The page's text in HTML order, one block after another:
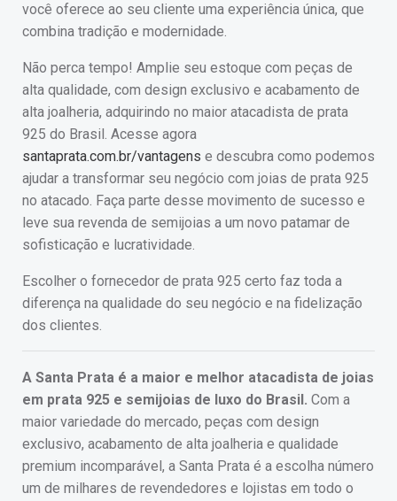
você oferece ao seu cliente uma experiência única, que
combina tradição e modernidade.
Não perca tempo! Amplie seu estoque com peças de
alta qualidade, com design exclusivo e acabamento de
alta joalheria, adquirindo no maior atacadista de prata
925 do Brasil. Acesse agora
santaprata.com.br/vantagens e descubra como podemos
ajudar a transformar seu negócio com joias de prata 925
no atacado. Faça parte desse movimento de sucesso e
leve sua revenda de semijoias a um novo patamar de
sofisticação e lucratividade.
Escolher o fornecedor de prata 925 certo faz toda a
diferença na qualidade do seu negócio e na fidelização
dos clientes.
A Santa Prata é a maior e melhor atacadista de joias
em prata 925 e semijoias de luxo do Brasil. Com a
maior variedade do mercado, peças com design
exclusivo, acabamento de alta joalheria e qualidade
premium incomparável, a Santa Prata é a escolha número
um de milhares de revendedores e lojistas em todo o